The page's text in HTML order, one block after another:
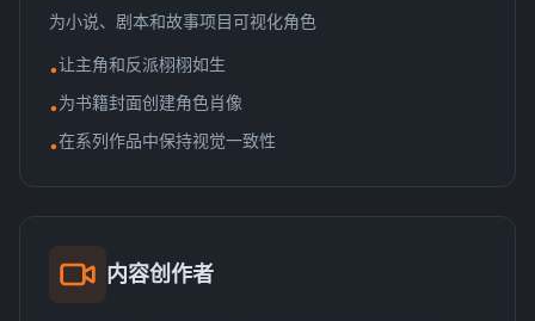
为小说、剧本和故事项目可视化角色
•让主角和反派栩栩如生
•为书籍封面创建角色肖像
•在系列作品中保持视觉一致性
内容创作者